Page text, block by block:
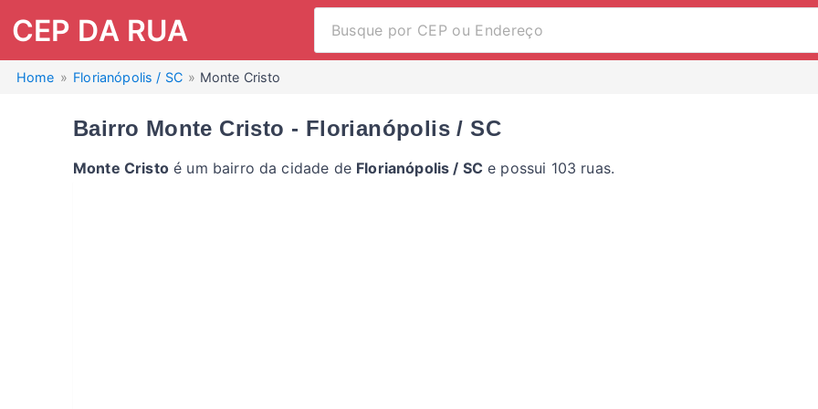
CEP DA RUA
Home Florianópolis / SC Monte Cristo
Bairro Monte Cristo - Florianópolis / SC
Monte Cristoé um bairro da cidade de Florianópolis / SC e possui 103 ruas.